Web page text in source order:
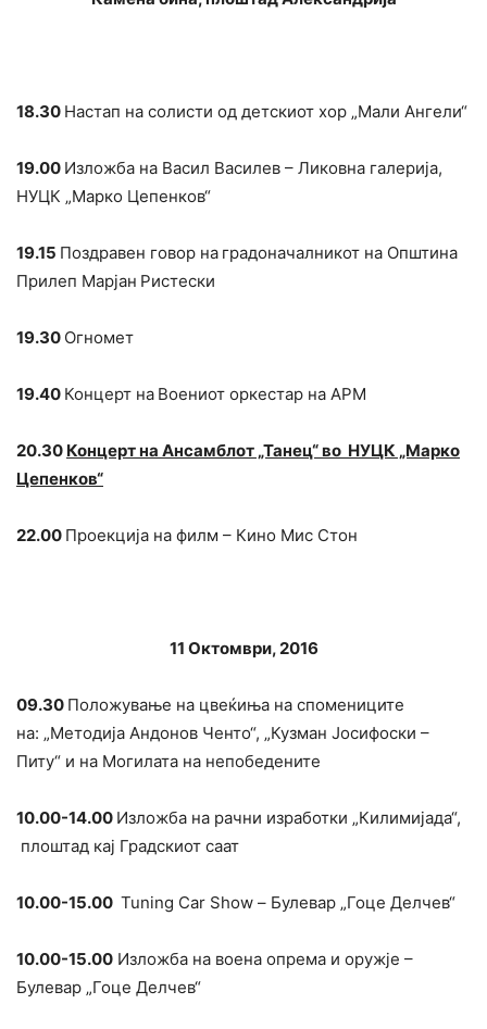
18.30 Настап на солисти од детскиот хор „Мали Ангели“
19.00 Изложба на Васил Василев – Ликовна галерија,
НУЦК „Марко Цепенков“
19.15 Поздравен говор на градоначалникот на Општина
Прилеп Марјан Ристески
19.30 Огномет
19.40 Концерт на Воениот оркестар на АРМ
20.30 Концерт на Ансамблот „Танец“ во НУЦК „Марко
Цепенков“
22.00 Проекција на филм – Кино Мис Стон
11 Октомври, 2016
09.30 Положување на цвеќиња на спомениците
на: „Методија Андонов Ченто“, „Кузман Јосифоски –
Питу“ и на Могилата на непобедените
10.00-14.00 Изложба на рачни изработки „Килимијада“,
плоштад кај Градскиот саат
10.00-15.00 Tuning Car Show – Булевар „Гоце Делчев“
10.00-15.00 Изложба на воена опрема и оружје –
Булевар „Гоце Делчев“